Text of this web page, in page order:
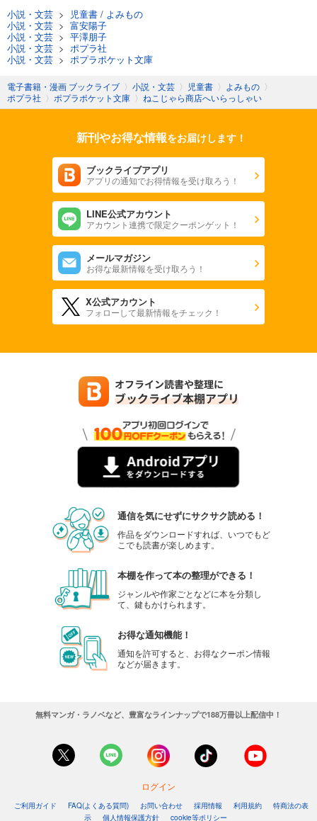
小説・文芸 > 児童書 / よみもの
小説・文芸 > 富安陽子
小説・文芸 > 平澤朋子
小説・文芸 > ポプラ社
小説・文芸 > ポプラポケット文庫
電子書籍・漫画 ブックライブ 〉 小説・文芸 〉 児童書 〉 よみもの 〉
ポプラ社 〉 ポプラポケット文庫 〉 ねこじゃら商店へいらっしゃい
新刊やお得な情報をお届けします！
ブックライブアプリ
アプリの通知でお得情報を受け取ろう！
LINE公式アカウント
アカウント連携で限定クーポンゲット！
メールマガジン
お得な最新情報を受け取ろう！
X公式アカウント
フォローして最新情報をチェック！
通信を気にせずにサクサク読める！
作品をダウンロードすれば、いつでもど
こでも読書が楽しめます。
本棚を作って本の整理ができる！
ジャンルや作家ごとなどに本を分類し
て、鍵もかけられます。
お得な通知機能！
通知を許可すると、お得なクーポン情報
などが届きます。
無料マンガ・ラノベなど、豊富なラインナップで188万冊以上配信中！
ログイン
ご利用ガイド FAQ(よくある質問) お問い合わせ 採用情報 利用規約
特商法の表
示
個人情報保護方針 cookie等ポリシー